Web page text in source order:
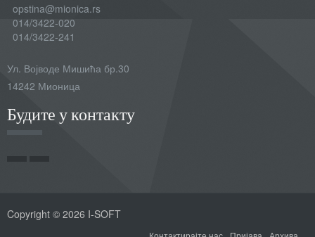
opstina@mionica.rs
014/3422-020
014/3422-241
Ул. Војводе Мишића бр.30
14242 Мионица
Будите у контакту
Copyright © 2026 I-SOFT